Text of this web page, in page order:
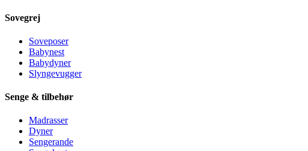
Sovegrej
Soveposer
Babynest
Babydyner
Slyngevugger
Senge & tilbehør
Madrasser
Dyner
Sengerande